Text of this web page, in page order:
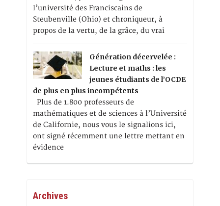
l’université des Franciscains de
Steubenville (Ohio) et chroniqueur, à
propos de la vertu, de la grâce, du vrai
Génération décervelée :
Lecture et maths : les
jeunes étudiants de l’OCDE
de plus en plus incompétents
Plus de 1.800 professeurs de
mathématiques et de sciences à l’Université
de Californie, nous vous le signalions ici,
ont signé récemment une lettre mettant en
évidence
Archives